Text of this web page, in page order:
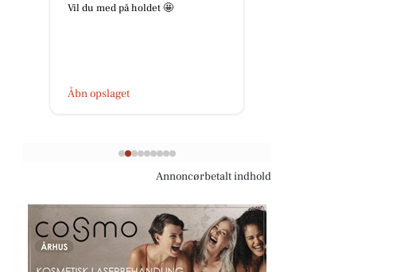
🍀KLIMAUGE - uge 33🍀 I uge 33
Åbn opslaget
Annoncørbetalt indhold